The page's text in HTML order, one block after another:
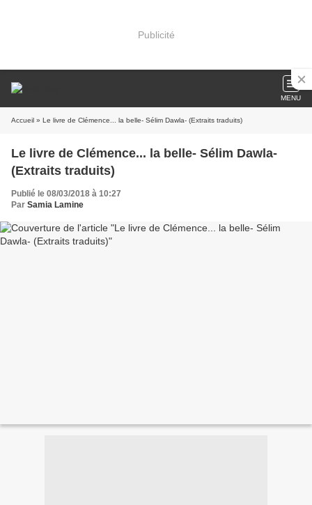
Publicité
MENU
Accueil » Le livre de Clémence... la belle- Sélim Dawla- (Extraits traduits)
Le livre de Clémence... la belle- Sélim Dawla-
(Extraits traduits)
Publié le 08/03/2018 à 10:27
Par Samia Lamine